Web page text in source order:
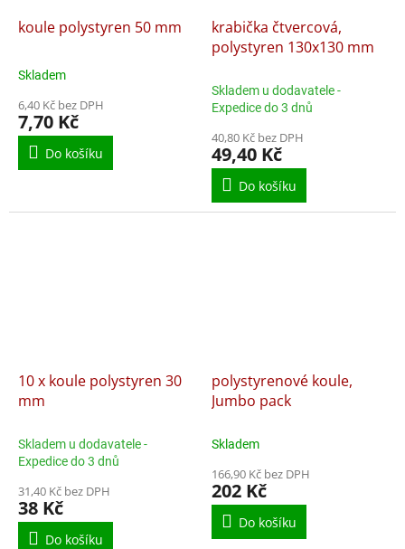
koule polystyren 50 mm
Průměrné
produktu
je
5,0
Skladem
6,40 Kč bez DPH
7,70 Kč
Do košíku
krabička čtvercová,
polystyren 130x130 mm
Skladem u dodavatele -
Expedice do 3 dnů
40,80 Kč bez DPH
49,40 Kč
Do košíku
10 x koule polystyren 30
mm
Skladem u dodavatele -
Expedice do 3 dnů
31,40 Kč bez DPH
38 Kč
Do košíku
polystyrenové koule,
Jumbo pack
Skladem
166,90 Kč bez DPH
202 Kč
Do košíku